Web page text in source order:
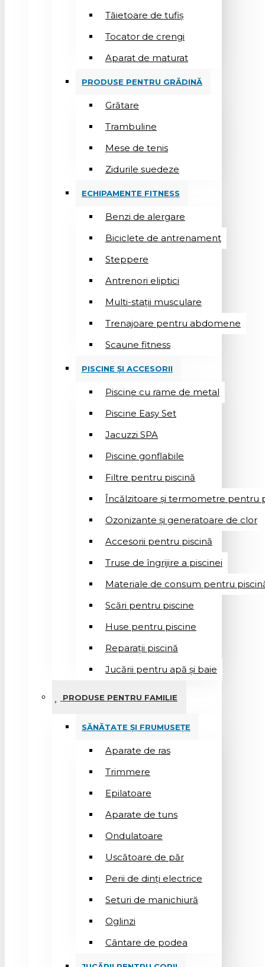
Tăietoare de tufiș
Tocator de crengi
Aparat de maturat
PRODUSE PENTRU GRĂDINĂ
Grătare
Trambuline
Mese de tenis
Zidurile suedeze
ECHIPAMENTE FITNESS
Benzi de alergare
Biciclete de antrenament
Steppere
Antrenori eliptici
Multi-stații musculare
Trenajoare pentru abdomene
Scaune fitness
PISCINE ȘI ACCESORII
Piscine cu rame de metal
Piscine Easy Set
Jacuzzi SPA
Piscine gonflabile
Filtre pentru piscină
Încălzitoare și termometre pentru
Ozonizante și generatoare de clor
Accesorii pentru piscină
Truse de îngrijire a piscinei
Materiale de consum pentru
Scări pentru piscine
Huse pentru piscine
Reparații piscină
Jucării pentru apă și baie
PRODUSE PENTRU FAMILIE
SĂNĂTATE ȘI FRUMUSEȚE
Aparate de ras
Trimmere
Epilatoare
Aparate de tuns
Ondulatoare
Uscătoare de păr
Perii de dinți electrice
Seturi de manichiură
Oglinzi
Cântare de podea